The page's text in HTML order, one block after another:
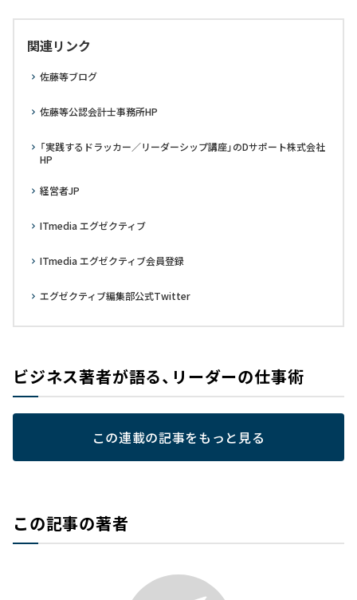
関連リンク
佐藤等ブログ
佐藤等公認会計士事務所HP
「実践するドラッカー／リーダーシップ講座」のDサポート株式会社
HP
経営者JP
ITmedia エグゼクティブ
ITmedia エグゼクティブ会員登録
エグゼクティブ編集部公式Twitter
ビジネス著者が語る、リーダーの仕事術
この連載の記事をもっと見る
この記事の著者